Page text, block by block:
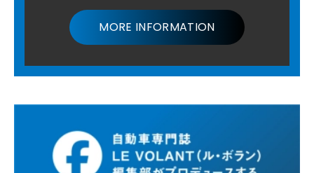
MORE INFORMATION